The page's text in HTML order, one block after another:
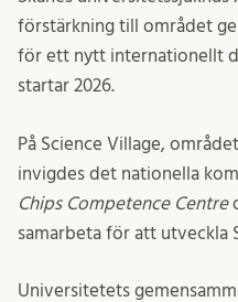
förstärkning till området
för ett nytt internationellt
startar 2026.
På Science Village,
invigdes det nationella
Chips Competence Centre
samarbeta för att utveckla
Universitetets